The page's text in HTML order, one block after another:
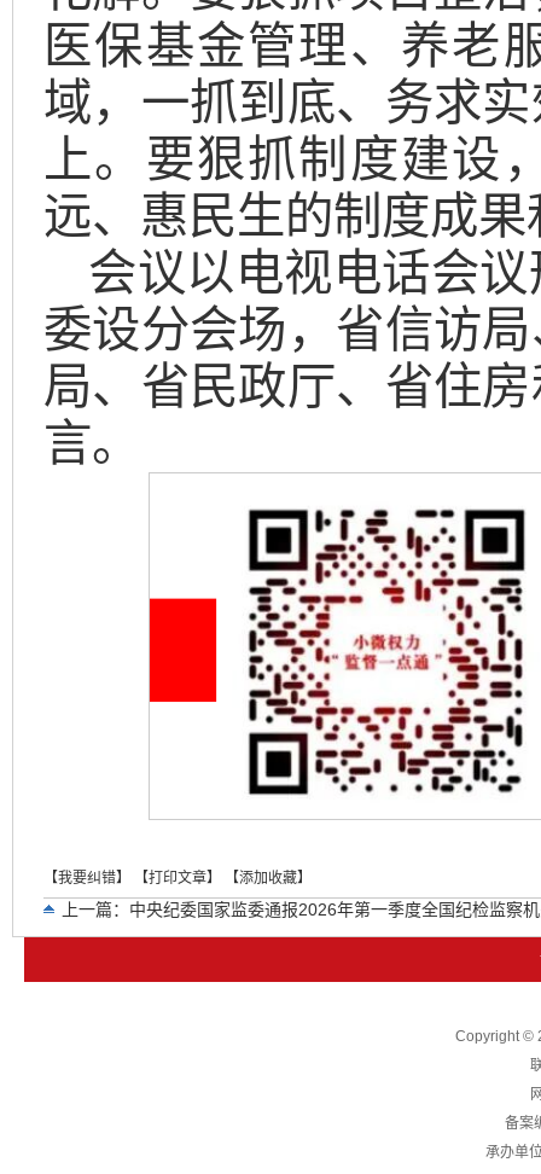
医保基金管理、养老
域，一抓到底、务求
上。要狠抓制度建设
远、惠民生的制度成
会议以电视电话会
委设分会场，省信访
局、省民政厅、省住
言。
【我要纠错】 【打印文章】 【添加收藏】
上一篇： 中央纪委国家监委通报2026年第一季度全国纪检监察
Copyright ©
备案
承办单